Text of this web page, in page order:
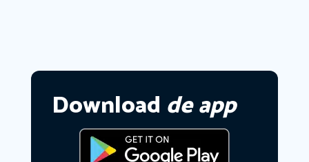
Download de app